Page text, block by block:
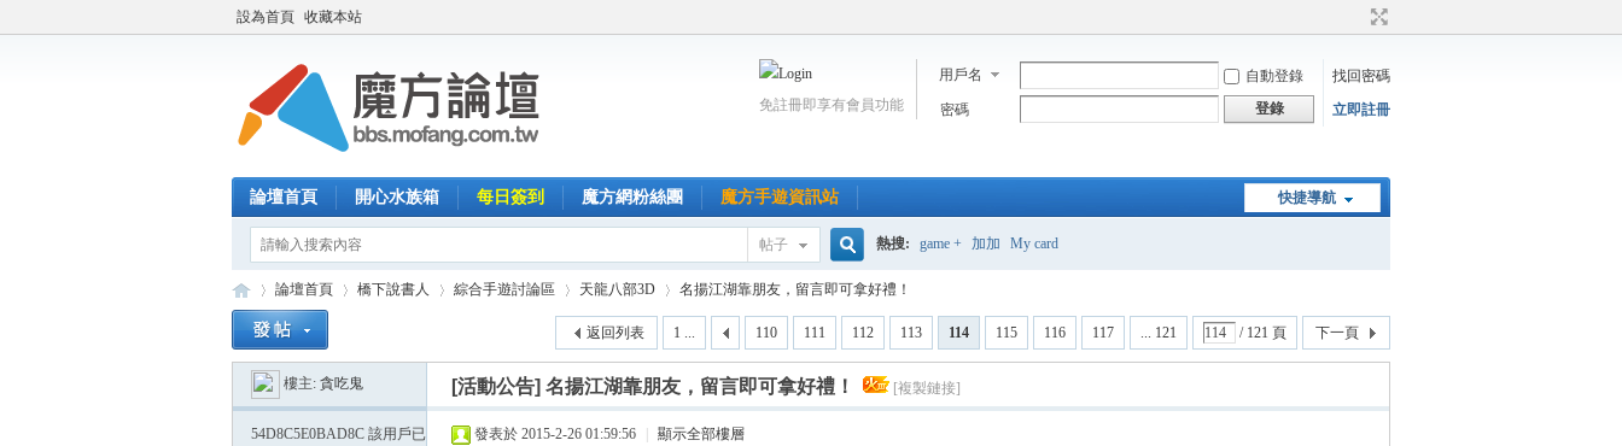
設為首頁 收藏本站
用戶名 自動登錄
找回密碼
密碼
登錄 立即註冊
免註冊即享有會員功能
快捷導航
論壇首頁 開心水族箱 每日簽到 魔方網粉絲團 魔方手遊資訊站
帖子
搜
索
熱搜: game + 加加 My card
»
論壇首頁
›
橋下說書人 綜合手遊討論區
›
天龍八部3D
›
名揚江湖靠朋友，留言即可拿好禮！
1 ... 110 111 112 113 114 115 116 117 ... 121 / 121 頁 下一頁
返回列表
樓主: 貪吃鬼 [活動公告] 名揚江湖靠朋友，留言即可拿好禮！ [複製鏈接]
54D8C5E0BAD8C 該用戶已
發表於 2015-2-26 01:59:56 顯示全部樓層